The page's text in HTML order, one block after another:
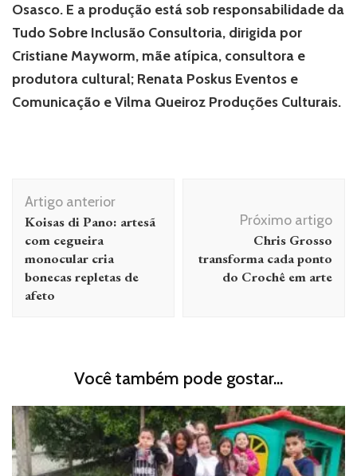
Osasco. E a produção está sob responsabilidade da
Tudo Sobre Inclusão Consultoria, dirigida por
Cristiane Mayworm, mãe atípica, consultora e
produtora cultural; Renata Poskus Eventos e
Comunicação e Vilma Queiroz Produções Culturais.
Navegação
de
post
Artigo anterior
Koisas di Pano: artesã
com cegueira
monocular cria
bonecas repletas de
afeto
Próximo artigo
Chris Grosso
transforma cada ponto
do Crochê em arte
Você também pode gostar...